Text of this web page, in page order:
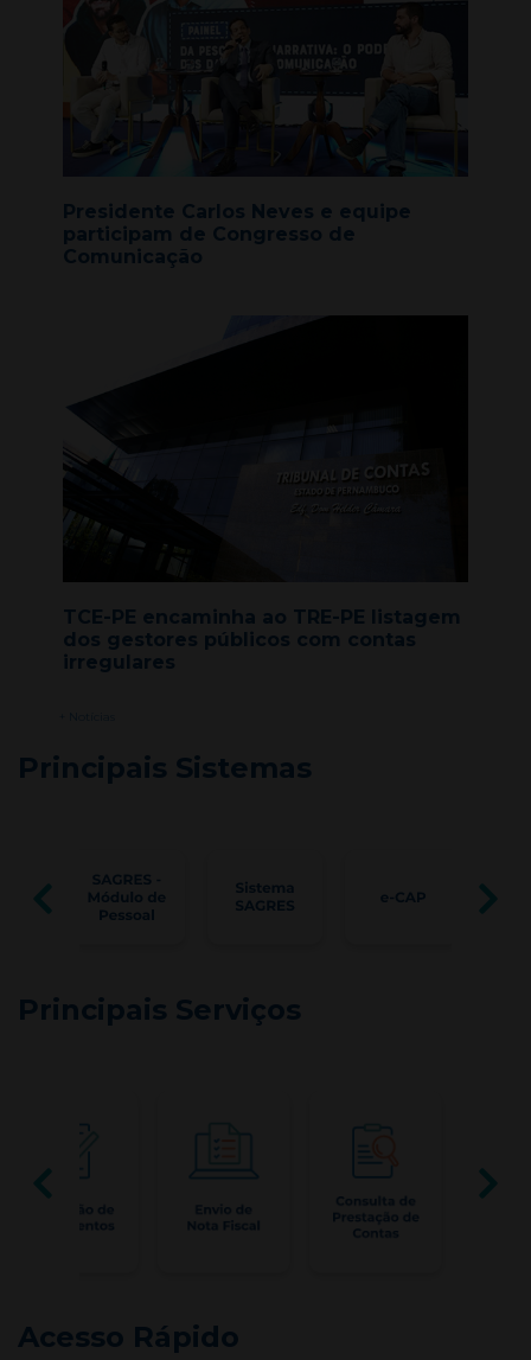
Presidente Carlos Neves e equipe
participam de Congresso de
Comunicação
TCE-PE encaminha ao TRE-PE listagem
dos gestores públicos com contas
irregulares
Principais Sistemas
Principais Serviços
Acesso Rápido